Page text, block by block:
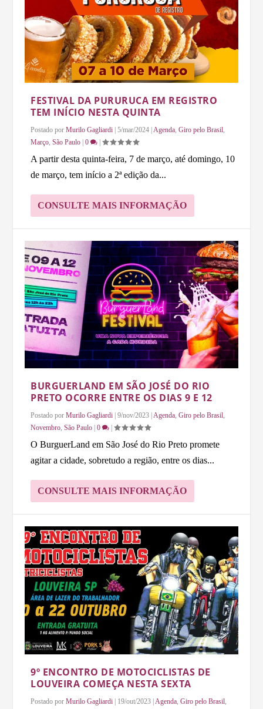
FESTIVAL DA PURURUCA EM REGISTRO
TEM INÍCIO NESTA QUINTA
Postado porMurilo Gagliardi |5/mar/2024 | Agenda ,Giro pelo Brasil
Março ,São Paulo |0 |
A partir desta quinta-feira, 7 de março, até domingo, 10
de março, tem início a 2ª edição da...
CONSULTE MAIS INFORMAÇÃO
BURGUERLAND EM SÃO JOSÉ DO RIO
PRETO OCORRE ENTRE OS DIAS 9 E 12
Postado porMurilo Gagliardi |9/nov/2023 |Agenda,Giro pelo Brasil,
Novembro,São Paulo |0 |
O BurguerLand em São José do Rio Preto promete
agitar a cidade, sobretudo a região, entre os dias...
CONSULTE MAIS INFORMAÇÃO
9º ENCONTRO DE MOTOCICLISTAS DE
LOUVEIRA COMEÇA NESTA SEXTA
Postado porMurilo Gagliardi 19/out/2023 |Agenda,Giro pelo Brasil,